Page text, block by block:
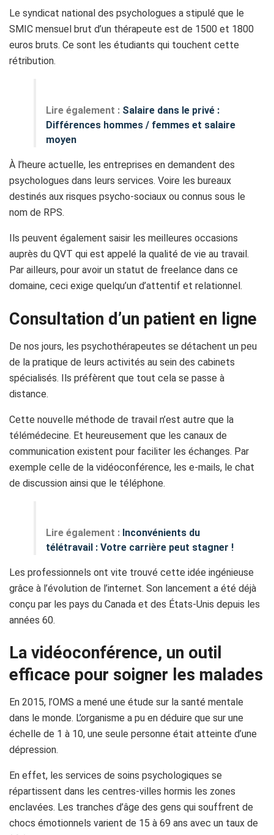
Le syndicat national des psychologues a stipulé que le
SMIC mensuel brut d’un thérapeute est de 1500 et 1800
euros bruts. Ce sont les étudiants qui touchent cette
rétribution.
Lire également : Salaire dans le privé :
Différences hommes / femmes et salaire
moyen
À l’heure actuelle, les entreprises en demandent des
psychologues dans leurs services. Voire les bureaux
destinés aux risques psycho-sociaux ou connus sous le
nom de RPS.
Ils peuvent également saisir les meilleures occasions
auprès du QVT qui est appelé la qualité de vie au travail.
Par ailleurs, pour avoir un statut de freelance dans ce
domaine, ceci exige quelqu’un d’attentif et relationnel.
Consultation d’un patient en ligne
De nos jours, les psychothérapeutes se détachent un peu
de la pratique de leurs activités au sein des cabinets
spécialisés. Ils préfèrent que tout cela se passe à
distance.
Cette nouvelle méthode de travail n’est autre que la
télémédecine. Et heureusement que les canaux de
communication existent pour faciliter les échanges. Par
exemple celle de la vidéoconférence, les e-mails, le chat
de discussion ainsi que le téléphone.
Lire également : Inconvénients du
télétravail : Votre carrière peut stagner !
Les professionnels ont vite trouvé cette idée ingénieuse
grâce à l’évolution de l’internet. Son lancement a été déjà
conçu par les pays du Canada et des États-Unis depuis les
années 60.
La vidéoconférence, un outil
efficace pour soigner les malades
En 2015, l’OMS a mené une étude sur la santé mentale
dans le monde. L’organisme a pu en déduire que sur une
échelle de 1 à 10, une seule personne était atteinte d’une
dépression.
En effet, les services de soins psychologiques se
répartissent dans les centres-villes hormis les zones
enclavées. Les tranches d’âge des gens qui souffrent de
chocs émotionnels varient de 15 à 69 ans avec un taux de